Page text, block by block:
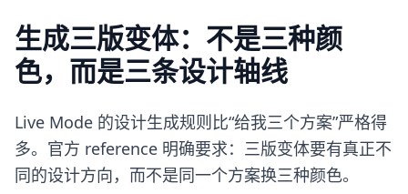
生成三版变体：不是三种颜
色，而是三条设计轴线
Live Mode 的设计生成规则比“给我三个方案”严格得
多。官方 reference 明确要求：三版变体要有真正不
同的设计方向，而不是同一个方案换三种颜色。